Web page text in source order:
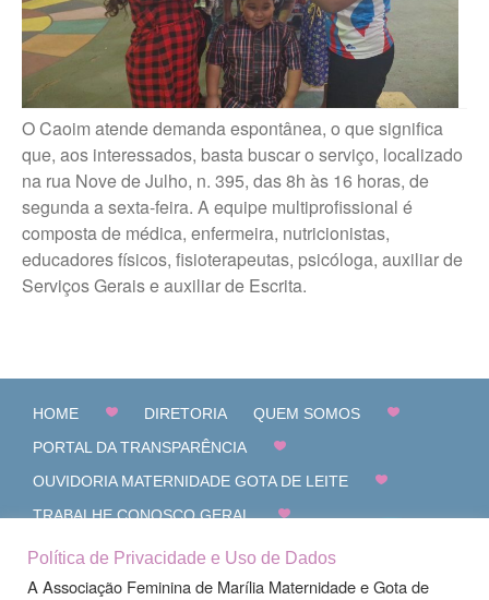
O Caoim atende demanda espontânea, o que significa
que, aos interessados, basta buscar o serviço, localizado
na rua Nove de Julho, n. 395, das 8h às 16 horas, de
segunda a sexta-feira. A equipe multiprofissional é
composta de médica, enfermeira, nutricionistas,
educadores físicos, fisioterapeutas, psicóloga, auxiliar de
Serviços Gerais e auxiliar de Escrita.
HOME DIRETORIA
QUEM SOMOS
PORTAL DA TRANSPARÊNCIA
OUVIDORIA MATERNIDADE GOTA DE LEITE
TRABALHE CONOSCO GERAL
CANAL DE DENÚNCIAS
FALE CONOSCO
Política de Privacidade e Uso de Dados
A Associação Feminina de Marília Maternidade e Gota de